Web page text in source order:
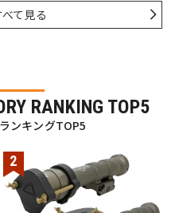
て見る
RANKING TOP5
ンキングTOP5